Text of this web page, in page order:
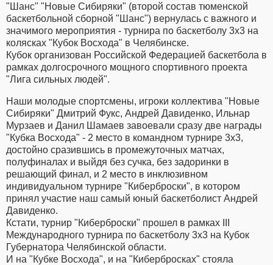
"Шанс" "Новые Сибиряки" (второй состав тюменской
баскетбольной сборной "Шанс") вернулась с важного и
значимого мероприятия - турнира по баскетболу 3x3 на
колясках "Кубок Восхода" в Челябинске.
Кубок организован Российской Федерацией баскетбола в
рамках долгосрочного мощного спортивного проекта
"Лига сильных людей".
Наши молодые спортсмены, игроки коллектива "Новые
Сибиряки" Дмитрий Фукс, Андрей Давиденко, Ильнар
Мурзаев и Данил Шамаев завоевали сразу две награды
"Кубка Восхода" - 2 место в командном турнире 3x3,
достойно сразившись в промежуточных матчах,
полуфиналах и выйдя без сучка, без задоринки в
решающий финал, и 2 место в инклюзивном
индивидуальном турнире "Киберброски", в котором
принял участие наш самый юный баскетболист Андрей
Давиденко.
Кстати, турнир "Киберброски" прошел в рамках III
Международного турнира по баскетболу 3x3 на Кубок
Губернатора Челябинской области.
И на "Кубке Восхода", и на "Кибербросках" стояла